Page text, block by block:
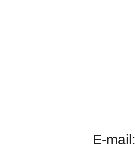
E-mail: